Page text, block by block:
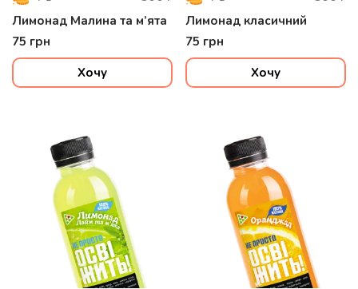
Лимонад Малина та м’ята
75 грн
Хочу
Лимонад класичний
75 грн
Хочу